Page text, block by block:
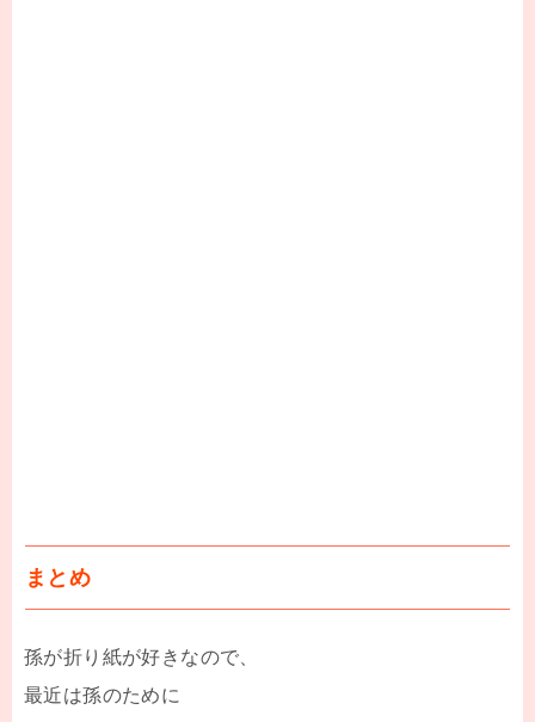
まとめ
孫が折り紙が好きなので、
最近は孫のために